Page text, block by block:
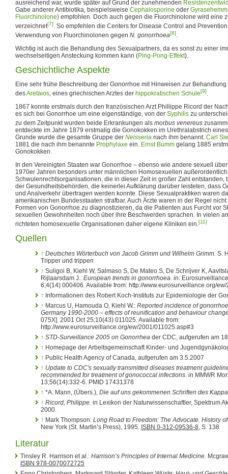
ausreichend war, wurde später auf Grund der zunehmenden
Gabe anderer Antibiotika, beispielsweise Cephalosporine oder
Fluorchinolone) empfohlen. Doch auch gegen die Fluorchinolone wird eine
verzeichnet[7]. So empfehlen die Centers for Disease Control and
Verwendung von Fluorchinolonen gegen N. gonorrhoea[8].
Wichtig ist auch die Behandlung des Sexualpartners, da es sonst zu einer
wechselseitigen Ansteckung kommen kann (Ping-Pong-Effekt).
Geschichtliche Aspekte
Eine sehr frühe Beschreibung der Gonorrhoe mit Hinweisen zur
desAretaios, eines griechischen Arztes der hippokratischen Schule[9].
1867 konnte erstmals durch den französischen Arzt Phillippe Ricord der
es sich bei Gonorrhoe um eine eigenständige, von der Syphilis zu
zu dem Zeitpunkt wurden beide Erkrankungen als morbus venereus
entdeckte im Jahre 1879 erstmalig die Gonokokken im Urethralabstrich
Grunde wurde die gesamte Gruppe der Neisseria nach ihm benannt. Carl
1881 die nach ihm benannte Prophylaxe ein. Ernst Bumm gelang 1885
Gonokokken.
In den Vereinigten Staaten war Gonorrhoe – ebenso wie andere sexuell
1970er Jahren besonders unter männlichen Homosexuellen
Schwulenrechtsorganisationen, die in dieser Zeit in großer Zahl entstanden,
der Gesundheitsbehörden, die keinerlei Aufklärung darüber leisteten, dass
und Analverkehr übertragen werden konnte. Diese Sexualpraktiken waren
amerikanischen Bundesstaaten strafbar. Auch Ärzte waren in der Regel
Formen von Gonorrhoe zu diagnostizieren, da die Patienten aus Furcht vor
sexuellen Gewohnheiten noch über ihre Beschwerden sprachen. In vielen
richteten homosexuelle Organisationen daher eigene Kliniken ein.[11]
Quellen
↑ Deutsches Wörterbuch von Jacob Grimm und Wilhelm Grimm. S.
Tripper und trippen
↑ Suligoi B, Kiehl W, Salmaso S, De Mateo S, De Schrijver K,
Rijlaarsdam J.: European trends in gonorrhoea. in:
6;4(14) 000406. Available from: http://www.eurosurveillance.org/
↑ Informationen des Robert Koch-Instituts zur Epidemiologie der
↑ Marcus U, Hamouda O, Kiehl W.: Reported incidence of
Germany 1990-2000 – effects of reunification and behaviour
075X]. 2001 Oct 25;10(43) 011025. Available from:
http://www.eurosurveillance.org/ew/2001/011025.asp#3
↑ STD-Surveillance 2005 on Gonorrhea der CDC, aufgerufen am
↑ Homepage der Arbeitsgemeinschaft Kinder- und
↑ Public Health Agency of Canada, aufgerufen am 3.5.2007
↑ Update to CDC's sexually transmitted diseases treatment
recommended for treatment of gonococcal infections. in MMWR
13;56(14):332-6. PMID 17431378
↑ *A. Mann, (Übers.), Die auf uns gekommenen Schriften des
↑ Ricord, Philippe. in Lexikon der Naturwissenschaftler, Spektrum
2000.
↑ Mark Thompson: Long Road to Freedom: The Advocate. History
New York (St. Martin’s Press), 1995. ISBN 0-312-09536-8, S. 138
Literatur
Tinsley R. Harrison et al.: Harrison’s Principles of Internal Medicine.
ISBN 978-0070072725